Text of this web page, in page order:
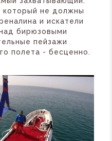
который не должны
и искатели
бирюзовыми
пейзажи
полета - бесценно.